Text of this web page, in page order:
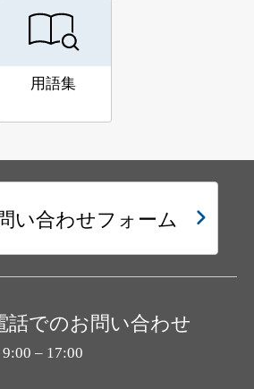
用語集
い合わせフォーム
話でのお問い合わせ
– 17:00